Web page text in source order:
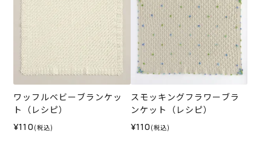
ワッフルベビーブランケッ
ト（レシピ）
¥110 (税込)
スモッキングフラワーブラ
ンケット（レシピ）
¥110 (税込)